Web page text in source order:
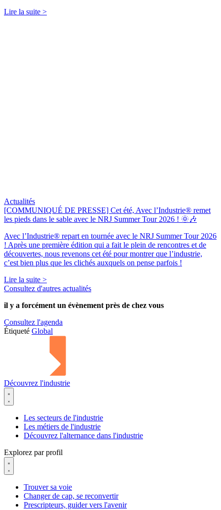
Lire la suite >
Actualités
[COMMUNIQUÉ DE PRESSE] Cet été, Avec l’Industrie® remet
les pieds dans le sable avec le NRJ Summer Tour 2026 ! 🌞🎶
Avec l’Industrie® repart en tournée avec le NRJ Summer Tour 2026
! Après une première édition qui a fait le plein de rencontres et de
découvertes, nous revenons cet été pour montrer que l’industrie,
c’est bien plus que les clichés auxquels on pense parfois !
Lire la suite >
Consultez d'autres actualités
il y a forcément un évènement près de chez vous
Consultez l'agenda
Étiqueté Global
Découvrez l'industrie
Les secteurs de l'industrie
Les métiers de l'industrie
Découvrez l'alternance dans l'industrie
Explorez par profil
Trouver sa voie
Changer de cap, se reconvertir
Prescripteurs, guider vers l'avenir